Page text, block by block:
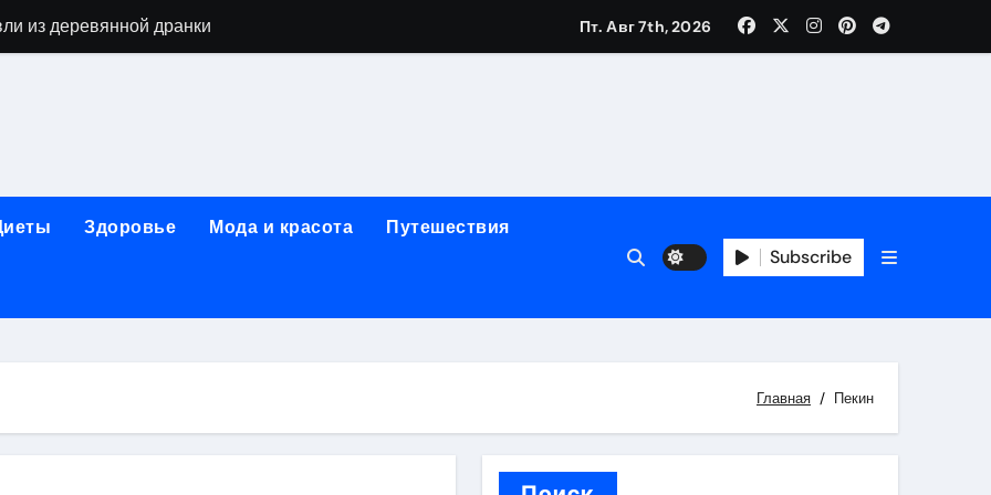
из деревянной дранки
аппаратов для электроэпиляции
направления медицинского центра
Стрешневе
Пт. Авг 7th, 2026
Здоровье Мода и красота Путешествия
Subscribe
Главная Пекин